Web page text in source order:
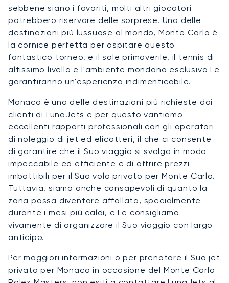
sebbene siano i favoriti, molti altri giocatori
potrebbero riservare delle sorprese. Una delle
destinazioni più lussuose al mondo, Monte Carlo è
la cornice perfetta per ospitare questo
fantastico torneo, e il sole primaverile, il tennis di
altissimo livello e l'ambiente mondano esclusivo Le
garantiranno un'esperienza indimenticabile.
Monaco è una delle destinazioni più richieste dai
clienti di LunaJets e per questo vantiamo
eccellenti rapporti professionali con gli operatori
di noleggio di jet ed elicotteri, il che ci consente
di garantire che il Suo viaggio si svolga in modo
impeccabile ed efficiente e di offrire prezzi
imbattibili per il Suo volo privato per Monte Carlo.
Tuttavia, siamo anche consapevoli di quanto la
zona possa diventare affollata, specialmente
durante i mesi più caldi, e Le consigliamo
vivamente di organizzare il Suo viaggio con largo
anticipo.
Per maggiori informazioni o per prenotare il Suo jet
privato per Monaco in occasione del Monte Carlo